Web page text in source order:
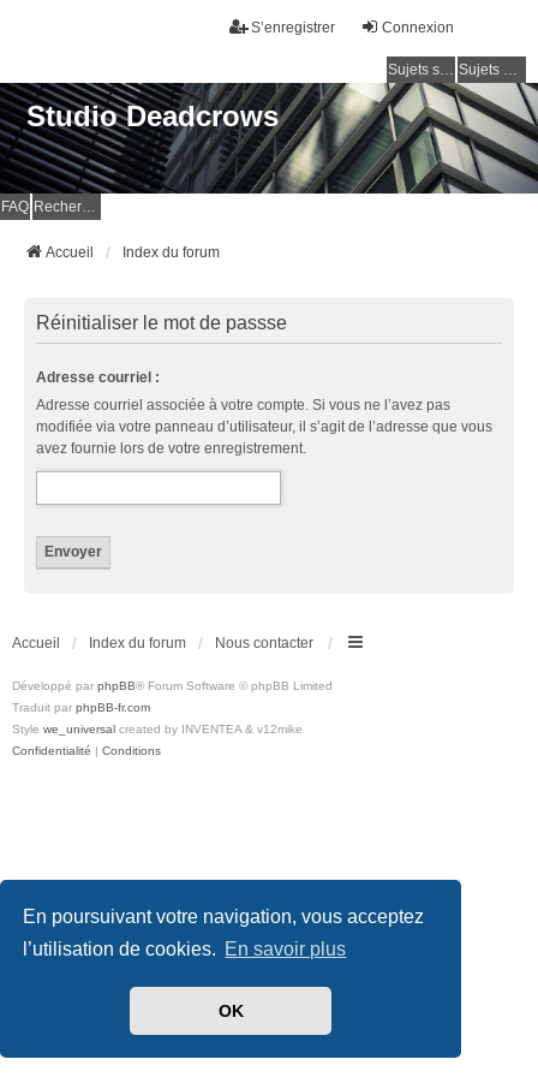
En poursuivant votre navigation, vous acceptez
l’utilisation de cookies. En savoir plus
OK
Connexion
S’enregistrer
Sujets sans réponse Sujets actifs
Studio Deadcrows
FAQ Rechercher
Accueil Index du forum
Réinitialiser le mot de passse
Adresse courriel :
Adresse courriel associée à votre compte. Si vous ne l’avez pas
modifiée via votre panneau d’utilisateur, il s’agit de l’adresse que vous
avez fournie lors de votre enregistrement.
Accueil Index du forum Nous contacter
Développé par phpBB® Forum Software © phpBB Limited
Traduit par phpBB-fr.com
Style we_universal created by INVENTEA & v12mike
Confidentialité | Conditions